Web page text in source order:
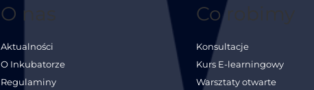
O nas
Aktualności
O Inkubatorze
Regulaminy
Co robimy
Konsultacje
Kurs E-learningowy
Warsztaty otwarte